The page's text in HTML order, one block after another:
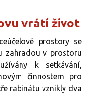
vrátí život
prostory se
zahradou v prostoru
k setkávání,
činnostem pro
rabinátu vznikly dva